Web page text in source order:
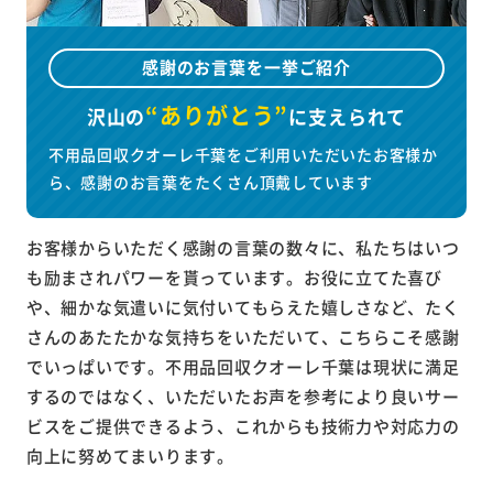
感謝のお言葉を一挙ご紹介
沢山の“ありがとう”に支えられて
不用品回収クオーレ千葉をご利用いただいたお客様か
ら、感謝のお言葉をたくさん頂戴しています
お客様からいただく感謝の言葉の数々に、私たちはいつ
も励まされパワーを貰っています。お役に立てた喜び
や、細かな気遣いに気付いてもらえた嬉しさなど、たく
さんのあたたかな気持ちをいただいて、こちらこそ感謝
でいっぱいです。不用品回収クオーレ千葉は現状に満足
するのではなく、いただいたお声を参考により良いサー
ビスをご提供できるよう、これからも技術力や対応力の
向上に努めてまいります。